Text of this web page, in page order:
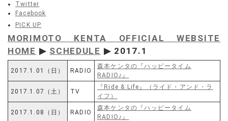
Twitter
Facebook
PICK UP
MORIMOTO KENTA OFFICIAL WEBSITE
HOME ▶ SCHEDULE ▶ 2017.1
2017.1.01（日） RADIO
森本ケンタの『ハッピータイム
RADIO♪』
2017.1.07（土） TV
『Ride & Life』（ライド・アンド・ラ
イフ）
2017.1.08（日） RADIO
森本ケンタの『ハッピータイム
RADIO♪』